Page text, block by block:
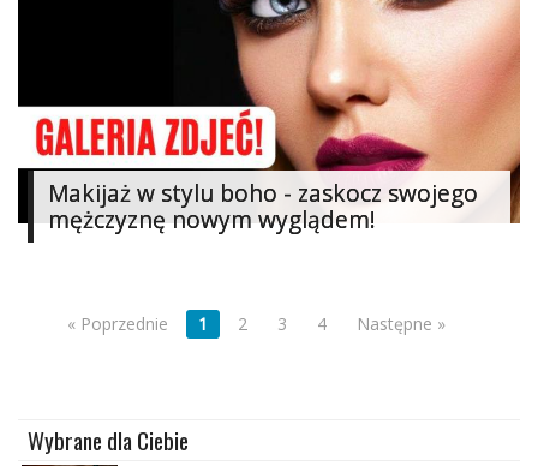
Makijaż w stylu boho - zaskocz swojego
mężczyznę nowym wyglądem!
« Poprzednie 1 2 3 4 Następne »
Wybrane dla Ciebie